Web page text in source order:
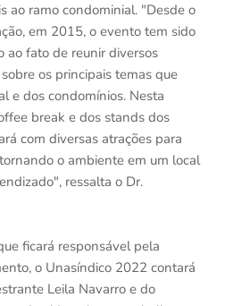
ao ramo condominial. "Desde o
em 2015, o evento tem sido
ao fato de reunir diversos
os principais temas que
e dos condomínios. Nesta
break e dos stands dos
com diversas atrações para
o ambiente em um local
ressalta o Dr.
ficará responsável pela
o Unasíndico 2022 contará
Leila Navarro e do